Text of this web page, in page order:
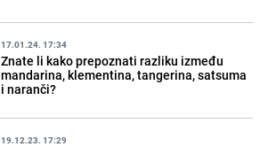
17.01.24. 17:34
Znate li kako prepoznati razliku između
mandarina, klementina, tangerina, satsuma
i naranči?
19.12.23. 17:29